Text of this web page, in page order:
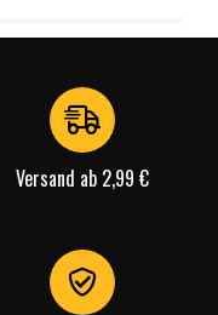
Versand ab 2,99 €